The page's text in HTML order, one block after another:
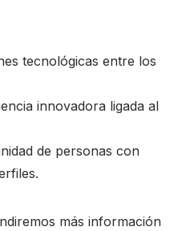
tecnológicas entre los
innovadora ligada al
de personas con
más información